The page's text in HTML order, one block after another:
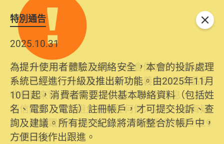
特別通告
2025.10.31
為提升使用者體驗及網絡安全，本會的投訴處理
系統已經進行升級及推出新功能。由2025年11月
10日起，消費者需要提供基本聯絡資料（包括姓
名、電郵及電話）註冊帳戶，才可提交投訴、查
詢及建議。所有提交紀錄將清晰整合於帳戶中，
方便日後作出跟進。
關閉